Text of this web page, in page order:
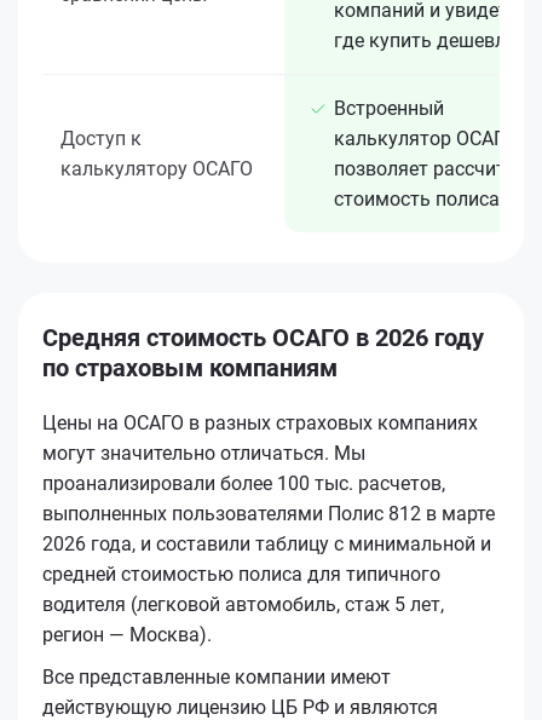
компаний и увидеть,
где купить дешевле
Доступ к
калькулятору ОСАГО
Встроенный
калькулятор ОСАГО
позволяет рассчитать
стоимость полиса
Средняя стоимость ОСАГО в 2026 году
по страховым компаниям
Цены на ОСАГО в разных страховых компаниях
могут значительно отличаться. Мы
проанализировали более 100 тыс. расчетов,
выполненных пользователями Полис 812 в марте
2026 года, и составили таблицу с минимальной и
средней стоимостью полиса для типичного
водителя (легковой автомобиль, стаж 5 лет,
регион — Москва).
Все представленные компании имеют
действующую лицензию ЦБ РФ и являются